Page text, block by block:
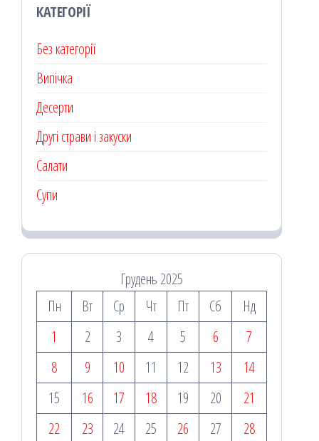
КАТЕГОРІЇ
Без категорії
Випічка
Десерти
Другі страви і закуски
Салати
Супи
Грудень 2025
Пн
Вт Ср Чт Пт Сб
Нд
1
2 3 4 5 6
7
8
9 10 11 12 13
14
15
16 17 18 19 20
21
22
23 24 25 26 27 28